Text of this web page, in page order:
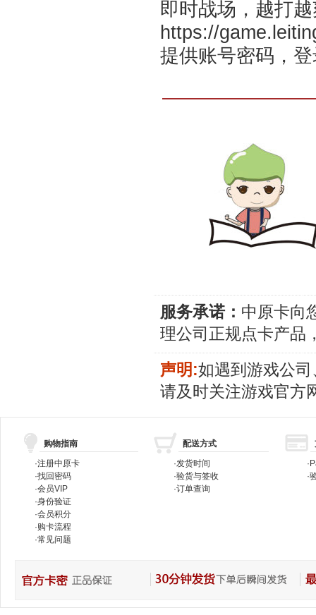
即时战场，越打
https://
提供账号密码，
服务承诺： 中原卡向
理公司正规点卡产品
声明:如遇到游戏公
请及时关注游戏官方
购物指南
·注册中原卡
·找回密码
·会员VIP
·身份验证
·会员积分
·购卡流程
·常见问题
配送方式
·发货时间
·验货与签收
·订单查询
·
·